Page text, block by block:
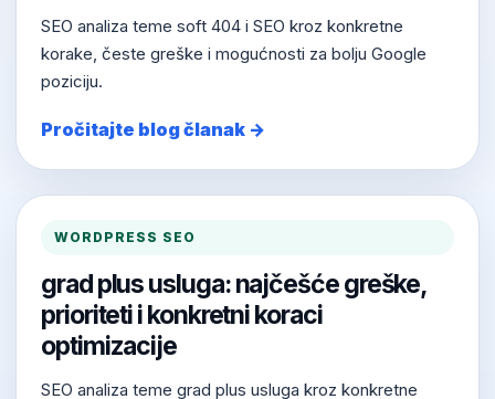
SEO analiza teme soft 404 i SEO kroz konkretne
korake, česte greške i mogućnosti za bolju Google
poziciju.
Pročitajte blog članak →
WORDPRESS SEO
grad plus usluga: najčešće greške,
prioriteti i konkretni koraci
optimizacije
SEO analiza teme grad plus usluga kroz konkretne